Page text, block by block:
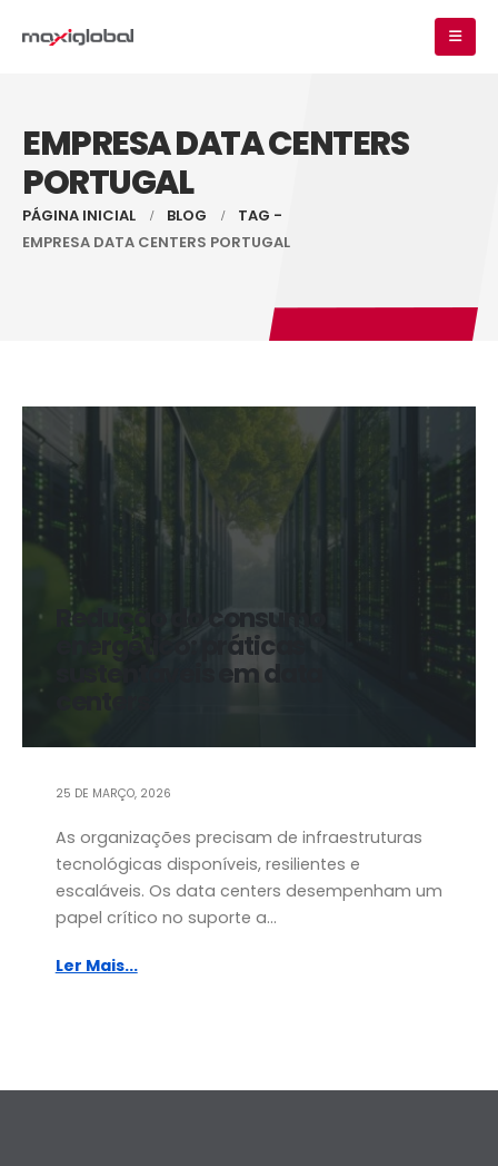
EMPRESA DATA CENTERS
PORTUGAL
PÁGINA INICIAL BLOG
TAG -
EMPRESA DATA CENTERS PORTUGAL
Redução do consumo
energético: práticas
sustentáveis em data
25 DE MARÇO, 2026
As organizações precisam de infraestruturas
tecnológicas disponíveis, resilientes e
escaláveis. Os data centers desempenham um
papel crítico no suporte a...
Ler Mais...